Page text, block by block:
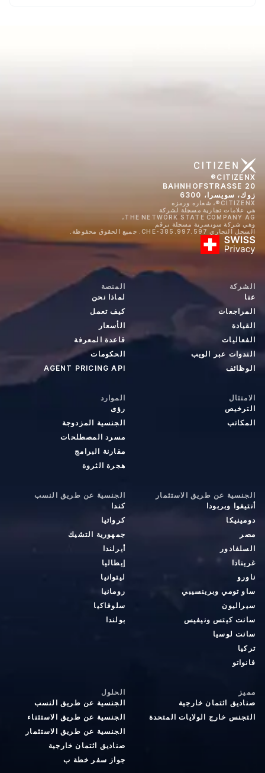
CITIZENX®
BAHNHOFSTRASSE 20
زوك، سويسرا، 6300
CITIZENX®، شعاره ورمزه
هي علامات تجارية مسجلة لشركة
THE NETWORK STATE COMPANY AG،
وهي شركة سويسرية مسجلة برقم
السجل التجاري CHE-385.997.597. جميع الحقوق محفوظة.
الشركة
عنا
المراجعات
القيادة
الفعاليات
الندوات عبر الويب
الوظائف
المنصة
لماذا نحن
كيف تعمل
الأسعار
قاعدة المعرفة
الحكومات
AGENT PRICING API
الامتثال
الترخيص
المكاتب
الموارد
رؤى
الجنسية المزدوجة
مسرد المصطلحات
مقارنة البرامج
هجرة الثروة
الجنسية عن طريق الاستثمار
أنتيغوا وبربودا
دومينيكا
مصر
السلفادور
غرينادا
ناورو
ساو تومي وبرينسيبي
سيراليون
سانت كيتس ونيفيس
سانت لوسيا
تركيا
فانواتو
الجنسية عن طريق النسب
كندا
كرواتيا
جمهورية التشيك
أيرلندا
إيطاليا
ليتوانيا
رومانيا
سلوفاكيا
بولندا
مميز
صناديق ائتمان خارجية
التجنس خارج الولايات المتحدة
الحلول
الجنسية عن طريق النسب
الجنسية عن طريق الاستثناء
الجنسية عن طريق الاستثمار
صناديق ائتمان خارجية
جواز سفر خطة ب